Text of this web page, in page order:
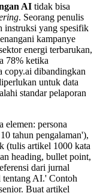
AI tidak bisa
. Seorang penulis
instruksi yang spesifik
kampanye
energi terbarukan,
78% ketika
copy.ai dibandingkan
untuk data
standar pelaporan
persona
tahun pengalaman'),
(tulis artikel 1000 kata
heading, bullet point,
dari jurnal
AI.' Contoh
Buat artikel